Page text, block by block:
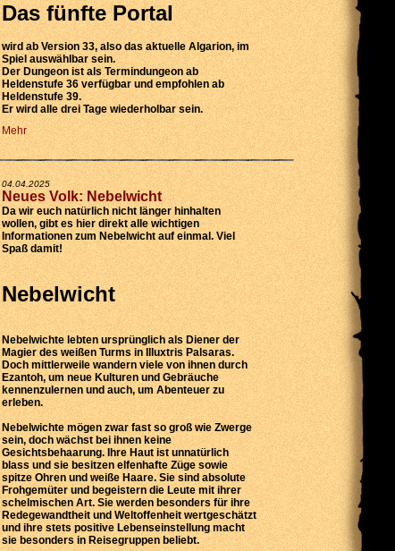
Das fünfte Portal
wirdab Version 33, also das aktuelle Algarion, im
Spiel auswählbar sein.
Der Dungeon ist alsTermindungeon ab
Heldenstufe 36 verfügbar und empfohlen ab
Heldenstufe 39.
Er wirdalle drei Tage wiederholbarsein.
Mehr
04.04.2025
Neues Volk: Nebelwicht
Da wir euch natürlich nicht länger hinhalten
wollen, gibt es hier direkt alle wichtigen
Informationen zum Nebelwicht auf einmal. Viel
Spaß damit!
Nebelwicht
Nebelwichte lebten ursprünglich als Diener der
Magier des weißen Turms in Illuxtris Palsaras.
Doch mittlerweile wandern viele von ihnen durch
Ezantoh, um neue Kulturen und Gebräuche
kennenzulernen und auch, um Abenteuer zu
erleben.
Nebelwichte mögen zwar fast so groß wie Zwerge
sein, doch wächst bei ihnen keine
Gesichtsbehaarung. Ihre Haut ist unnatürlich
blass und sie besitzen elfenhafte Züge sowie
spitze Ohren und weiße Haare. Sie sind absolute
Frohgemüter und begeistern die Leute mit ihrer
schelmischen Art. Sie werden besonders für ihre
Redegewandtheit und Weltoffenheit wertgeschätzt
und ihre stets positive Lebenseinstellung macht
sie besonders in Reisegruppen beliebt.